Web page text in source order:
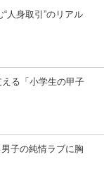
人身取引”のリアル
る「小学生の甲子
子の純情ラブに胸